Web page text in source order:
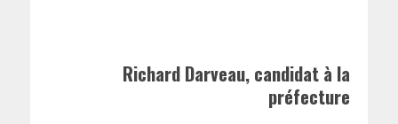
Richard Darveau, candidat à la
préfecture